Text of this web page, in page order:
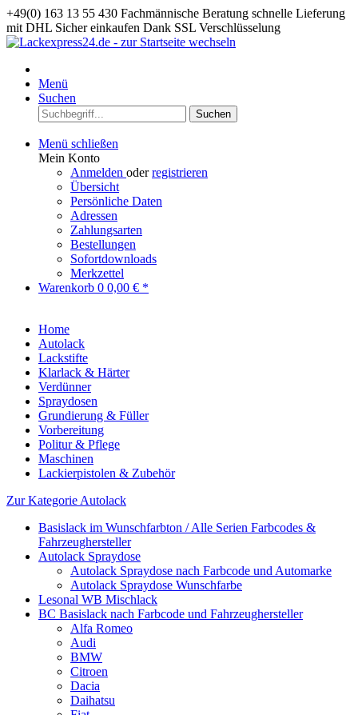
+49(0) 163 13 55 430 Fachmännische Beratung schnelle Lieferung
mit DHL Sicher einkaufen Dank SSL Verschlüsselung
Menü
Suchen
Suchen
Menü schließen
Mein Konto
Anmelden oderregistrieren
Übersicht
Persönliche Daten
Adressen
Zahlungsarten
Bestellungen
Sofortdownloads
Merkzettel
Warenkorb 0 0,00 € *
Home
Autolack
Lackstifte
Klarlack & Härter
Verdünner
Spraydosen
Grundierung & Füller
Vorbereitung
Politur & Pflege
Maschinen
Lackierpistolen & Zubehör
Zur Kategorie Autolack
Basislack im Wunschfarbton / Alle Serien Farbcodes &
Fahrzeughersteller
Autolack Spraydose
Autolack Spraydose nach Farbcode und Automarke
Autolack Spraydose Wunschfarbe
Lesonal WB Mischlack
BC Basislack nach Farbcode und Fahrzeughersteller
Alfa Romeo
Audi
BMW
Citroen
Dacia
Daihatsu